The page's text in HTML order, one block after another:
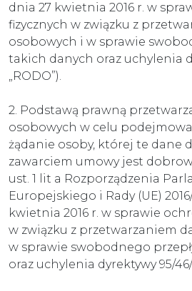
dnia 27 kwietnia 2016 r. w
fizycznych w związku z
osobowych i w sprawie
takich danych oraz uchylenia
„RODO”).
2. Podstawą prawną
osobowych w celu
żądanie osoby, której te dane
zawarciem umowy jest
ust. 1 lit a Rozporządzenia
Europejskiego i Rady (UE)
kwietnia 2016 r. w sprawie
w związku z przetwarzaniem
w sprawie swobodnego
oraz uchylenia dyrektywy 95/46/